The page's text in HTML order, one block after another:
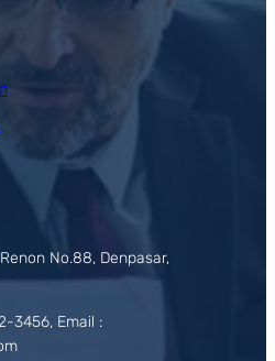
No.88, Denpasar,
3456, Email :